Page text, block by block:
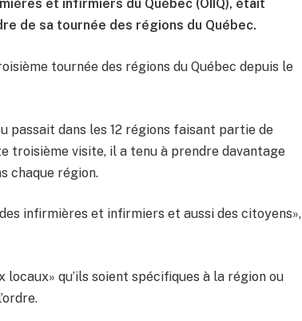
et infirmiers du Québec (OIIQ), était
de sa tournée des régions du Québec.
tournée des régions du Québec depuis le
passait dans les 12 régions faisant partie de
troisième visite, il a tenu à prendre davantage
chaque région.
infirmières et infirmiers et aussi des citoyens»,
qu’ils soient spécifiques à la région ou